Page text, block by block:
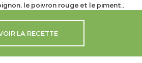
le poivron rouge et le piment..
LA RECETTE